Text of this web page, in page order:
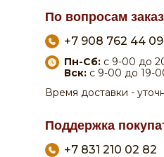
+7 908 762 44 09
+7 831 210 02 82
Пн-Сб: с 9-00 до
Вск: с 9-00 до 19-
Время доставки -
По вопросам
Поддержка